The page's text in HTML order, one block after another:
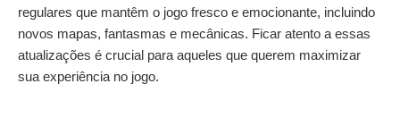
regulares que mantêm o jogo fresco e emocionante, incluindo
novos mapas, fantasmas e mecânicas. Ficar atento a essas
atualizações é crucial para aqueles que querem maximizar
sua experiência no jogo.